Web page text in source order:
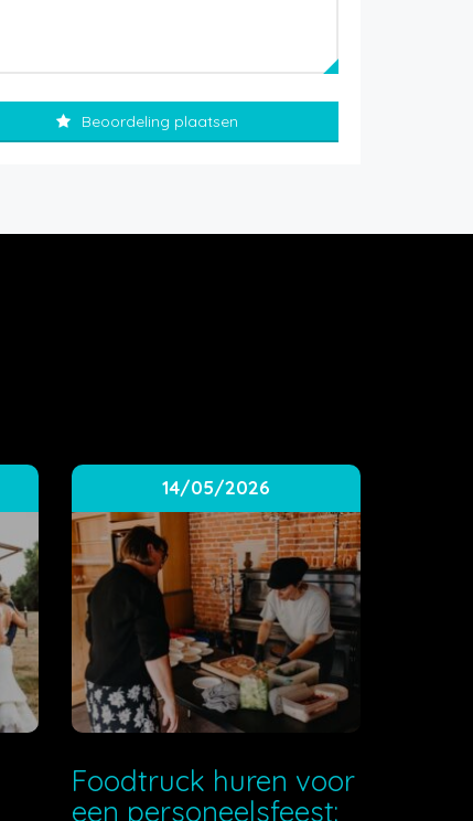
Beoordeling plaatsen
14/05/2026
Foodtruck huren voor
een personeelsfeest: